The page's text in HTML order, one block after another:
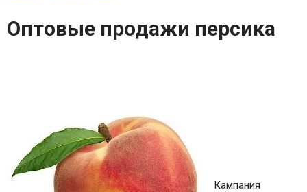
Оптовые продажи персика
Кампания